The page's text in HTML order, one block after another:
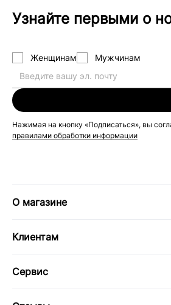
Узнайте первыми о
Женщинам Мужчинам
Нажимая на кнопку «Подписаться», вы
правилами обработки информации
О магазине
Клиентам
Сервис